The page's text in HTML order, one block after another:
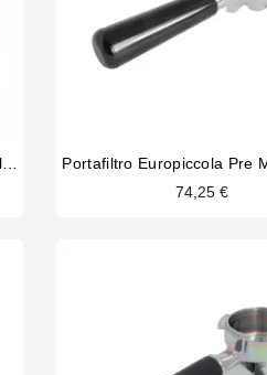
Schermo Doccia Stile IMS E61 Maglia Fine 60 Mm
74,25 €